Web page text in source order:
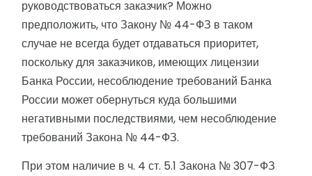
руководствоваться заказчик? Можно
предположить, что Закону № 44-ФЗ в таком
случае не всегда будет отдаваться приоритет,
поскольку для заказчиков, имеющих лицензии
Банка России, несоблюдение требований Банка
России может обернуться куда большими
негативными последствиями, чем несоблюдение
требований Закона № 44-ФЗ.
При этом наличие в ч. 4 ст. 5.1 Закона № 307-ФЗ